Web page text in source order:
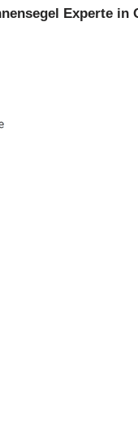
Experte